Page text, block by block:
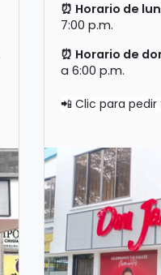
⏰ Horario de
7:00 p.m.
⏰ Horario de
a 6:00 p.m.
📲 Clic para